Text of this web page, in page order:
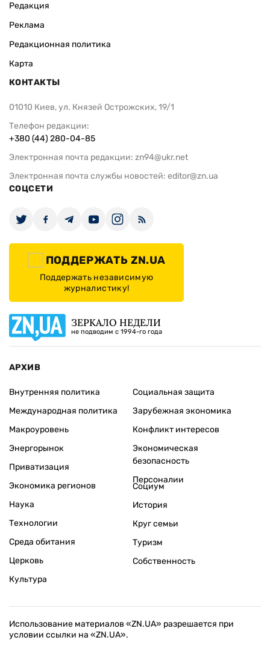
Редакция
Реклама
Редакционная политика
Карта
КОНТАКТЫ
01010 Киев, ул. Князей Острожских, 19/1
Телефон редакции:
+380 (44) 280-04-85
Электронная почта редакции: zn94@ukr.net
Электронная почта службы новостей: editor@zn.ua
СОЦСЕТИ
ПОДДЕРЖАТЬ ZN.UA
Поддержать независимую
журналистику!
ЗЕРКАЛО НЕДЕЛИ
не подводим с 1994-го года
АРХИВ
Внутренняя политика
Международная политика
Макроуровень
Энергорынок
Приватизация
Экономика регионов
Социальная защита
Зарубежная экономика
Конфликт интересов
Экономическая
безопасность
Персоналии
Наука
Технологии
Среда обитания
Церковь
Культура
Социум
История
Круг семьи
Туризм
Собственность
Использование материалов «ZN.UA» разрешается при
условии ссылки на «ZN.UA».